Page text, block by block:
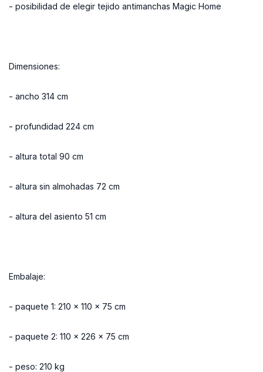
- posibilidad de elegir tejido antimanchas Magic Home
Dimensiones:
- ancho 314 cm
- profundidad 224 cm
- altura total 90 cm
- altura sin almohadas 72 cm
- altura del asiento 51 cm
Embalaje:
- paquete 1: 210 x 110 x 75 cm
- paquete 2: 110 x 226 x 75 cm
- peso: 210 kg